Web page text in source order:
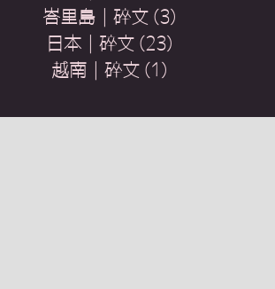
峇里島｜碎文 (3)
日本｜碎文 (23)
越南｜碎文 (1)